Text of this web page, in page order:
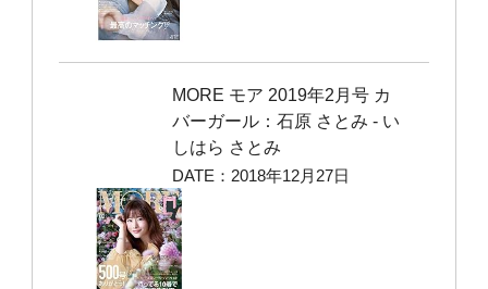
MORE モア 2019年2月号 カ
バーガール：石原 さとみ ‐ い
しはら さとみ
DATE：2018年12月27日